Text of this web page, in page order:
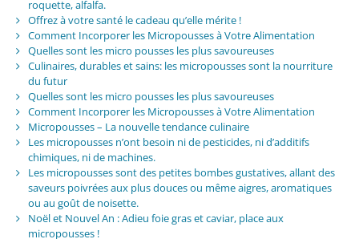
roquette, alfalfa.
Offrez à votre santé le cadeau qu’elle mérite !
Comment Incorporer les Micropousses à Votre Alimentation
Quelles sont les micro pousses les plus savoureuses
Culinaires, durables et sains: les micropousses sont la nourriture
du futur
Quelles sont les micro pousses les plus savoureuses
Comment Incorporer les Micropousses à Votre Alimentation
Micropousses – La nouvelle tendance culinaire
Les micropousses n’ont besoin ni de pesticides, ni d’additifs
chimiques, ni de machines.
Les micropousses sont des petites bombes gustatives, allant des
saveurs poivrées aux plus douces ou même aigres, aromatiques
ou au goût de noisette.
Noël et Nouvel An : Adieu foie gras et caviar, place aux
micropousses !